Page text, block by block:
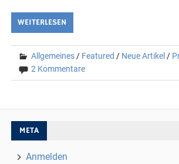
WEITERLESEN
Allgemeines / Featured / Neue Artikel /
2 Kommentare
META
Anmelden